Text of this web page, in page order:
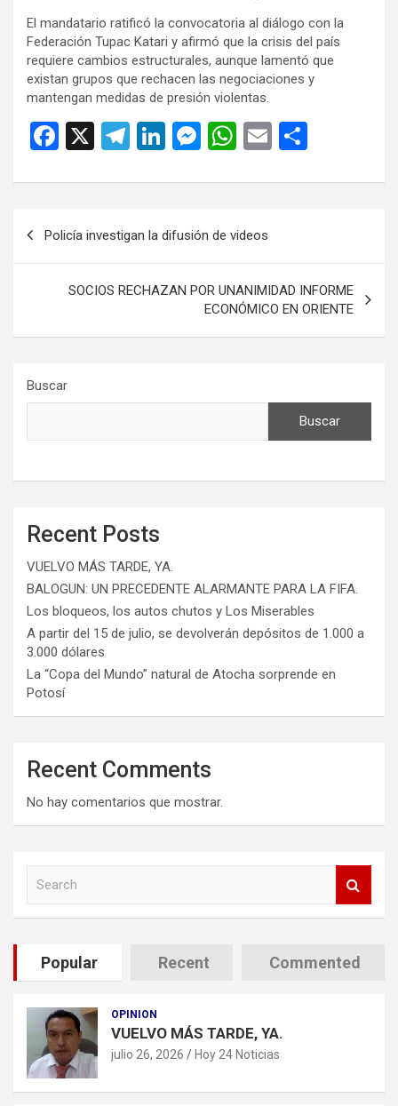
El mandatario ratificó la convocatoria al diálogo con la
Federación Tupac Katari y afirmó que la crisis del país
requiere cambios estructurales, aunque lamentó que
existan grupos que rechacen las negociaciones y
mantengan medidas de presión violentas.
F
ce
b
o
o
k
X
T
e
gr
a
m
Li
ke
dI
n
M
se
g
er
W
at
s
A
p
p
E
ail m
tir
Policía investigan la difusión de videos
SOCIOS RECHAZAN POR UNANIMIDAD INFORME
ECONÓMICO EN ORIENTE
Buscar
Buscar
Recent Posts
VUELVO MÁS TARDE, YA.
BALOGUN: UN PRECEDENTE ALARMANTE PARA LA FIFA.
Los bloqueos, los autos chutos y Los Miserables
A partir del 15 de julio, se devolverán depósitos de 1.000 a
3.000 dólares
La “Copa del Mundo” natural de Atocha sorprende en
Potosí
Recent Comments
No hay comentarios que mostrar.
Popular Recent Commented
OPINION
VUELVO MÁS TARDE, YA.
julio 26, 2026 Hoy 24 Noticias